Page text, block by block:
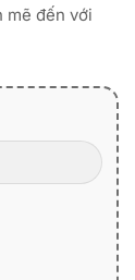
mẽ đến với